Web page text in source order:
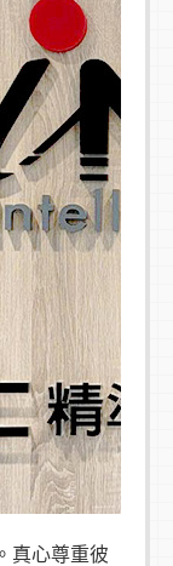
真心尊重彼